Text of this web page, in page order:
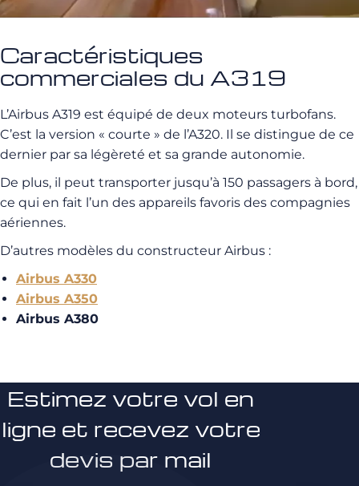
Caractéristiques
commerciales du A319
L’Airbus A319 est équipé de deux moteurs turbofans.
C’est la version « courte » de l’A320. Il se distingue de ce
dernier par sa légèreté et sa grande autonomie.
De plus, il peut transporter jusqu’à 150 passagers à bord,
ce qui en fait l’un des appareils favoris des compagnies
aériennes.
D’autres modèles du constructeur Airbus :
Airbus A330
Airbus A350
Airbus A380
Estimez votre vol en
ligne et recevez votre
devis par mail